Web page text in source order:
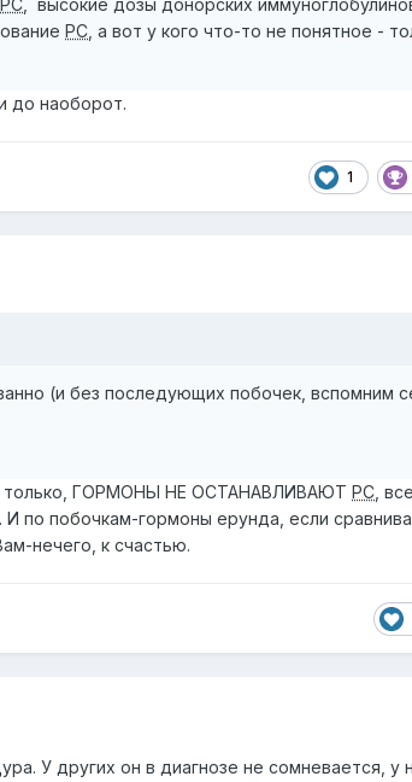
РС , высокие дозы донорских
РС , а вот у кого что-то не понятное -
до наоборот.
1
(и без последующих побочек, вспомним
только, ГОРМОНЫ НЕ ОСТАНАВЛИВАЮТ РС ,
по побочкам-гормоны ерунда, если
нечего, к счастью.
У других он в диагнозе не сомневается, у